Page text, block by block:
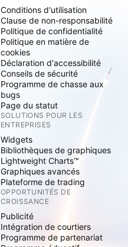
Conditions d'utilisation
Clause de non-responsabilité
Politique de confidentialité
Politique en matière de
cookies
Déclaration d'accessibilité
Conseils de sécurité
Programme de chasse aux
bugs
Page du statut
SOLUTIONS POUR LES
ENTREPRISES
Widgets
Bibliothèques de graphiques
Lightweight Charts™
Graphiques avancés
Plateforme de trading
OPPORTUNITÉS DE
CROISSANCE
Publicité
Intégration de courtiers
Programme de partenariat